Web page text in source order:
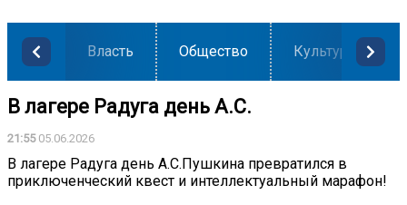
Власть Общество Культура
В лагере Радуга день А.С.
21:5505.06.2026
В лагере Радуга день А.С.Пушкина превратился в
приключенческий квест и интеллектуальный марафон!